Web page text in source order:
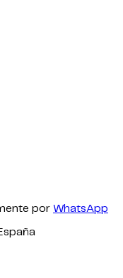
por WhatsApp